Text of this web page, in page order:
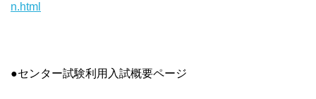
n.html
●センター試験利用入試概要ページ